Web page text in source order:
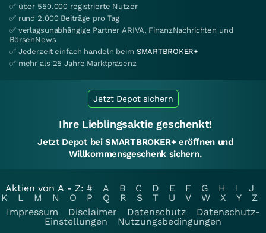
✅ über 550.000 registrierte Nutzer
✅ rund 2.000 Beiträge pro Tag
✅ verlagsunabhängige Partner ARIVA, FinanzNachrichten und
BörsenNews
✅ Jederzeit einfach handeln beim SMARTBROKER+
✅ mehr als 25 Jahre Marktpräsenz
Jetzt Depot sichern
Ihre Lieblingsaktie geschenkt!
Jetzt Depot bei SMARTBROKER+ eröffnen und
Willkommensgeschenk sichern.
Aktien von A - Z: # A B C D E F G H I
J
K
L M N O P Q R S T U V W X Y
Z
Impressum
Disclaimer Datenschutz
Datenschutz-
Einstellungen
Nutzungsbedingungen